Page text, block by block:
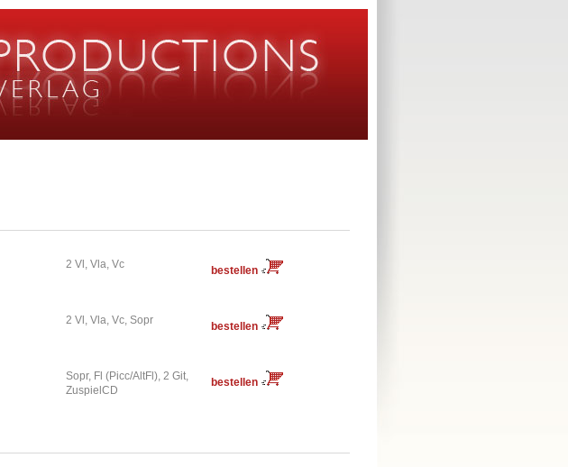
2 Vl, Vla, Vc bestellen
2 Vl, Vla, Vc, Sopr bestellen
Sopr, Fl (Picc/AltFl), 2 Git,
ZuspielCD
bestellen